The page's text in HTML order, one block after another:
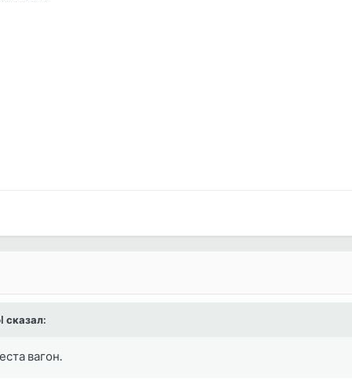
сказал:
вагон.